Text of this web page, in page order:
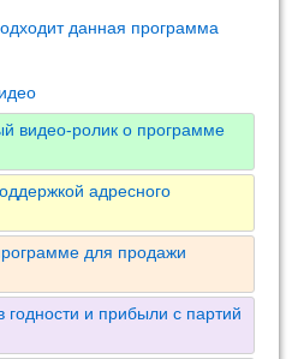
данная программа
видео-ролик о программе
адресного
для продажи
годности и прибыли с партий